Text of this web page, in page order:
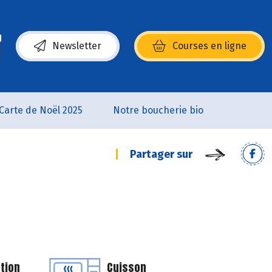
Newsletter Courses en ligne
(s’ouvre dans une nouvelle fenêtre)
Carte de Noël 2025 Notre boucherie bio
Partager sur
Cuisson